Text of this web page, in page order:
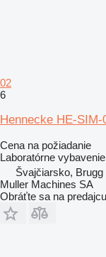
02
6
Hennecke HE-SIM-
Cena na požiadanie
Laboratórne
Švajčiarsko, Brugg
Muller Machines SA
Obráťte sa na predajcu